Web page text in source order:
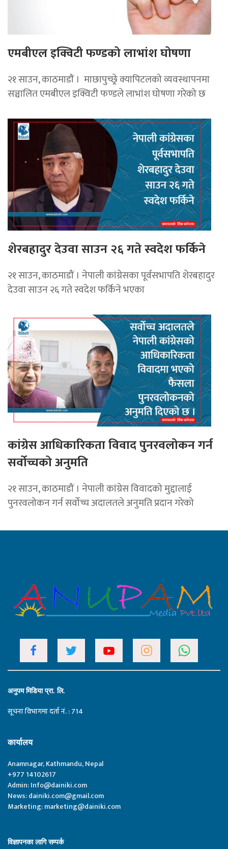
एमबीएल इक्विटी फण्डको लाभांश घोषणा
२१ साउन, काठमाडाैं । माछापुच्छ्र्रे क्यापिटलको व्यवस्थापनमा
सञ्चालित एमबीएल इक्विटी फण्डले लाभांश घोषणा गरेको छ
शेरबहादुर देउवा साउन २६ गते स्वदेश फर्किने
२१ साउन, काठमाडौं । नेपाली कांग्रेसका पूर्वसभापति शेरबहादुर
देउवा साउन २६ गते स्वदेश फर्किने भएका
कांग्रेस आधिकारिकता विवाद पुनरवलोकन गर्न
सर्वोच्चको अनुमति
२१ साउन, काठमाडौं । नेपाली कांग्रेस विवादको मुद्दालाई
पुनरवलोकन गर्न सर्वोच्च अदालतले अनुमति प्रदान गरेको
अनुपम मिडिया प्रा. लि.
सूचना विभागमा दर्ता नं. : 714
कार्यालय
Anamnagar, Kathmandu, Nepal
+977 14102617
Admin:Info@dainiki.com
News:dainiki.com@gmail.com
Marketing:marketing@dainiki.com
विज्ञापनका लागि सम्पर्क